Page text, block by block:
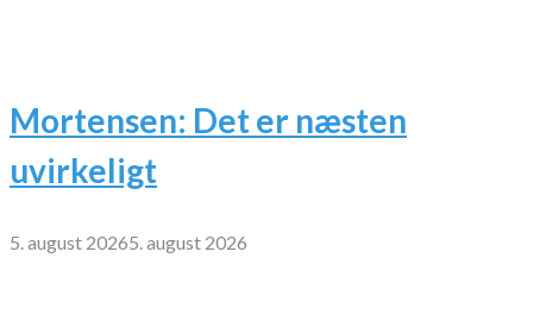
Mortensen: Det er næsten
uvirkeligt
5. august 20265. august 2026